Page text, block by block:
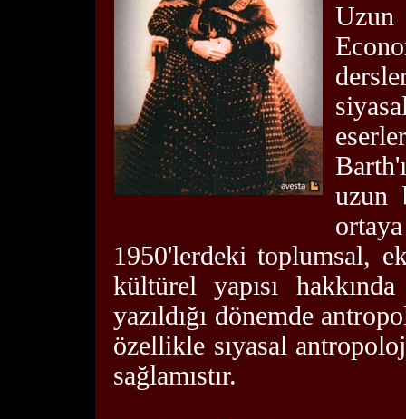
uzun
1950'lerdeki toplumsal,
kültürel yapısı
yazıldığı dönemde
özellikle sıyasal
sağlamıstır.